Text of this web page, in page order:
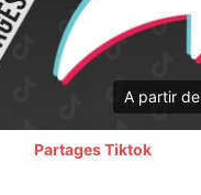
A partir de
Partages Tiktok